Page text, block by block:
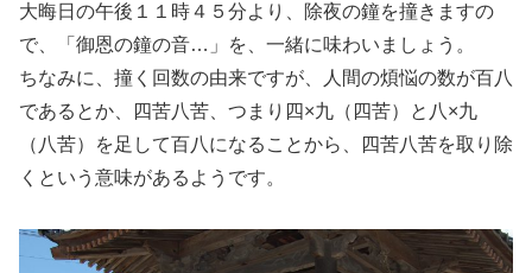
大晦日の午後１１時４５分より、除夜の鐘を撞きますの
で、「御恩の鐘の音…」を、一緒に味わいましょう。
ちなみに、撞く回数の由来ですが、人間の煩悩の数が百八
であるとか、四苦八苦、つまり四×九（四苦）と八×九
（八苦）を足して百八になることから、四苦八苦を取り除
くという意味があるようです。